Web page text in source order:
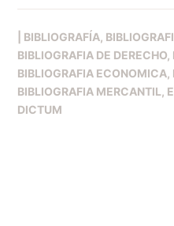
BIBLIOGRAFÍA
BIBLIOGRAFIA DE DERECHO
BIBLIOGRAFIA ECONOMICA
BIBLIOGRAFIA MERCANTIL
DICTUM